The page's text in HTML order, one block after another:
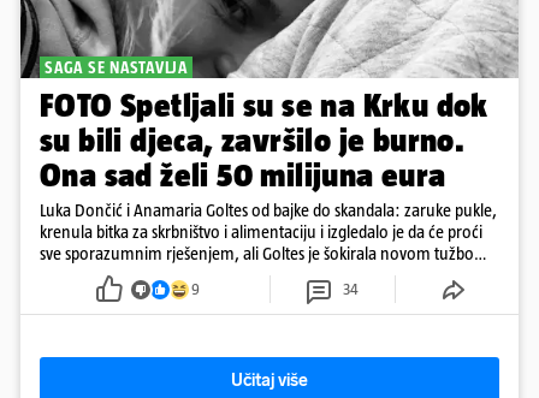
SAGA SE NASTAVLJA
FOTO Spetljali su se na Krku dok
su bili djeca, završilo je burno.
Ona sad želi 50 milijuna eura
Luka Dončić i Anamaria Goltes od bajke do skandala: zaruke pukle,
krenula bitka za skrbništvo i alimentaciju i izgledalo je da će proći
sve sporazumnim rješenjem, ali Goltes je šokirala novom tužbom
u Sloveniji
9 34
Učitaj više